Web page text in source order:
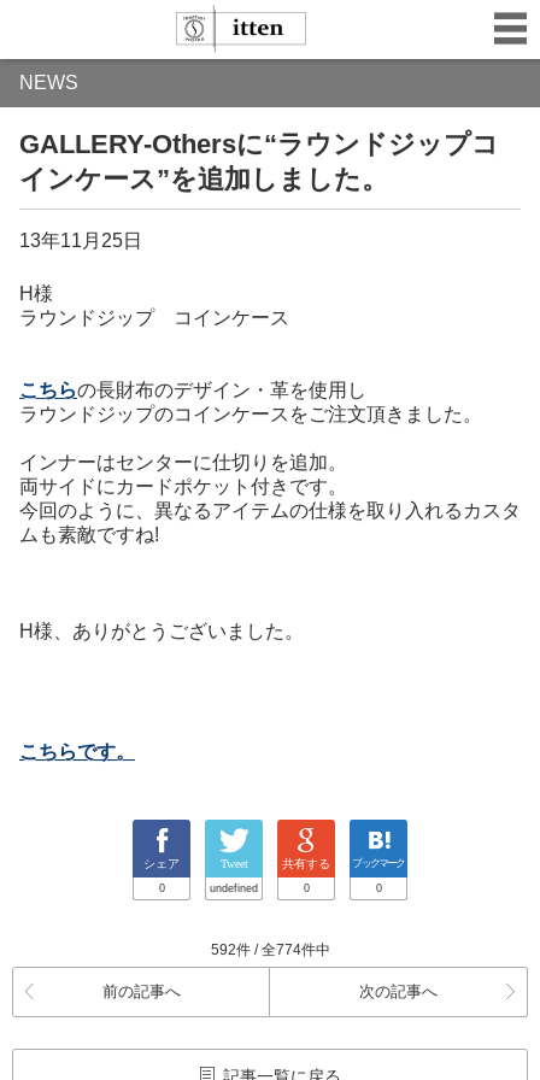
NEWS
GALLERY-Othersに“ラウンドジップコ
インケース”を追加しました。
13年11月25日
H様
ラウンドジップ コインケース
こちらの長財布のデザイン・革を使用し
ラウンドジップのコインケースをご注文頂きました。
インナーはセンターに仕切りを追加。
両サイドにカードポケット付きです。
今回のように、異なるアイテムの仕様を取り入れるカスタ
ムも素敵ですね!
H様、ありがとうございました。
こちらです。
シェア
0
Tweet
undefined
共有する
0
ブックマーク
0
592件 / 全774件中
前の記事へ 次の記事へ
記事一覧に戻る